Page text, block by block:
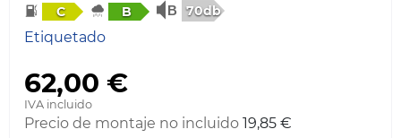
C B 70db
Etiquetado
62,00 €
IVA incluido
Precio de montaje no incluido 19,85 €